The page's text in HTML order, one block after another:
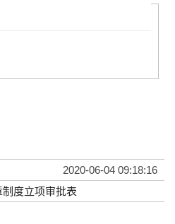
2020-06-04 09:18:16
度立项审批表